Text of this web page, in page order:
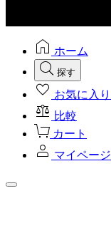
ホーム
探す
お気に入り
比較
カート
マイページ